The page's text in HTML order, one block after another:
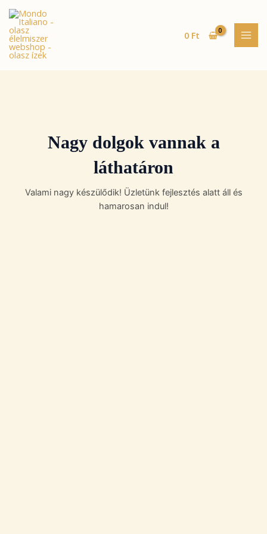
Skip
content
0 Ft
Nagy dolgok vannak a
láthatáron
Valami nagy készülődik! Üzletünk fejlesztés alatt áll és
hamarosan indul!